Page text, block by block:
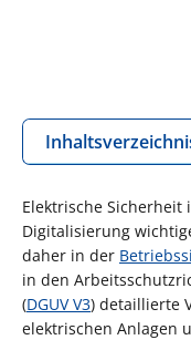
Elektrische
Digitalisierung
daher in der
in den
(DGUV V3) detaillierte
elektrischen Anlagen